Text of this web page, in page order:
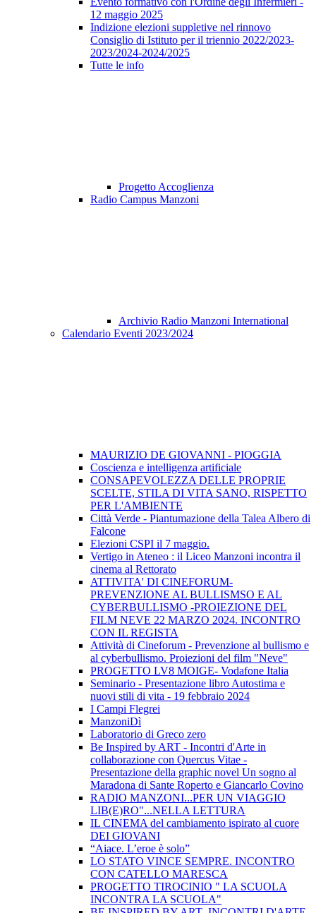
12 maggio 2025
Indizione elezioni suppletive nel rinnovo
Consiglio di Istituto per il triennio 2022/2023-
2023/2024-2024/2025
Tutte le info
Progetto Accoglienza
Radio Campus Manzoni
Archivio Radio Manzoni International
Calendario Eventi 2023/2024
MAURIZIO DE GIOVANNI - PIOGGIA
Coscienza e intelligenza artificiale
CONSAPEVOLEZZA DELLE PROPRIE
SCELTE, STILA DI VITA SANO, RISPETTO
PER L'AMBIENTE
Città Verde - Piantumazione della Talea Albero di
Falcone
Elezioni CSPI il 7 maggio.
Vertigo in Ateneo : il Liceo Manzoni incontra il
cinema al Rettorato
ATTIVITA' DI CINEFORUM-
PREVENZIONE AL BULLISMSO E AL
CYBERBULLISMO -PROIEZIONE DEL
FILM NEVE 22 MARZO 2024. INCONTRO
CON IL REGISTA
Attività di Cineforum - Prevenzione al bullismo e
al cyberbullismo. Proiezioni del film "Neve"
PROGETTO LV8 MOIGE- Vodafone Italia
Seminario - Presentazione libro Autostima e
nuovi stili di vita - 19 febbraio 2024
I Campi Flegrei
ManzoniDì
Laboratorio di Greco zero
Be Inspired by ART - Incontri d'Arte in
collaborazione con Quercus Vitae -
Presentazione della graphic novel Un sogno al
Maradona di Sante Roperto e Giancarlo Covino
RADIO MANZONI...PER UN VIAGGIO
LIB(E)RO"...NELLA LETTURA
IL CINEMA del cambiamento ispirato al cuore
DEI GIOVANI
“Aiace. L’eroe è solo”
LO STATO VINCE SEMPRE. INCONTRO
CON CATELLO MARESCA
PROGETTO TIROCINIO " LA SCUOLA
INCONTRA LA SCUOLA"